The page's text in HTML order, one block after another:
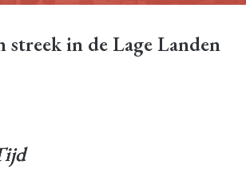
streek in de Lage Landen